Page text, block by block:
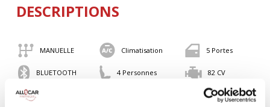
DESCRIPTIONS
MANUELLE Climatisation 5 Portes
BLUETOOTH 4 Personnes 82 CV
Valise